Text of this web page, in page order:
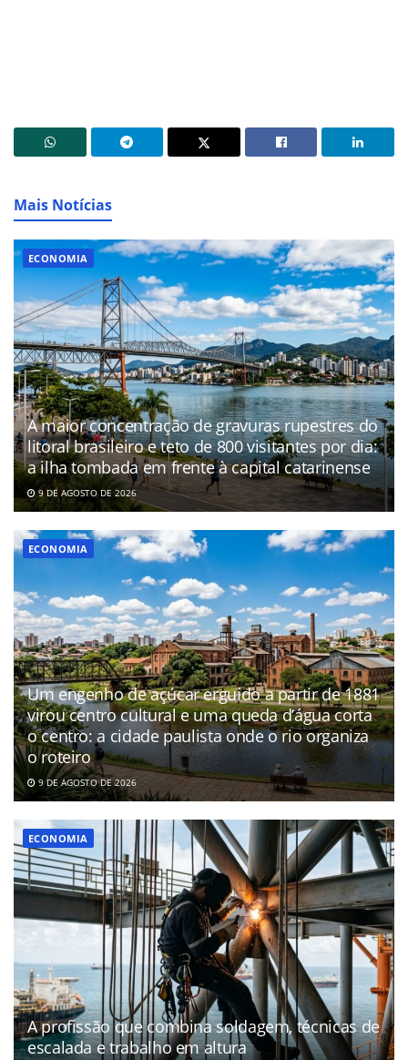
Mais Notícias
ECONOMIA
A maior concentração de gravuras rupestres do
litoral brasileiro e teto de 800 visitantes por dia:
a ilha tombada em frente à capital catarinense
9 DE AGOSTO DE 2026
ECONOMIA
Um engenho de açúcar erguido a partir de 1881
virou centro cultural e uma queda d’água corta
o centro: a cidade paulista onde o rio organiza
o roteiro
9 DE AGOSTO DE 2026
ECONOMIA
A profissão que combina soldagem, técnicas de
escalada e trabalho em altura